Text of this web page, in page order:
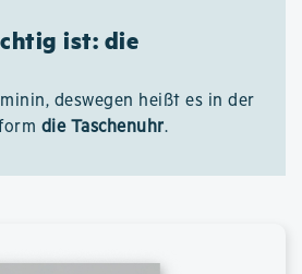
ist: die
deswegen heißt es in der
die Taschenuhr.